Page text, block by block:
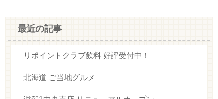
最近の記事
リポイントクラブ飲料 好評受付中！
北海道 ご当地グルメ